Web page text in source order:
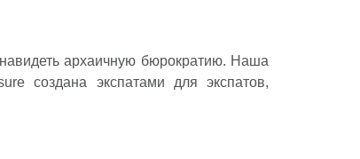
архаичную бюрократию. Наша
создана экспатами для экспатов,